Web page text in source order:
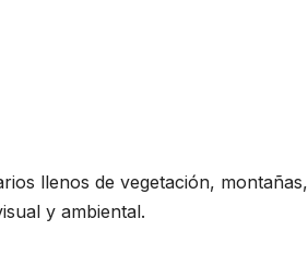
llenos de vegetación, montañas,
y ambiental.